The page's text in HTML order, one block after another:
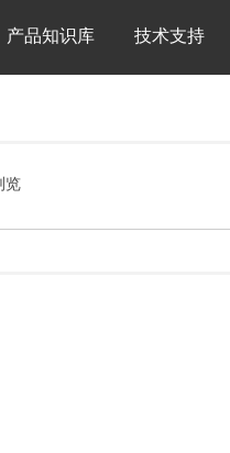
产品知识库 技术支持
览